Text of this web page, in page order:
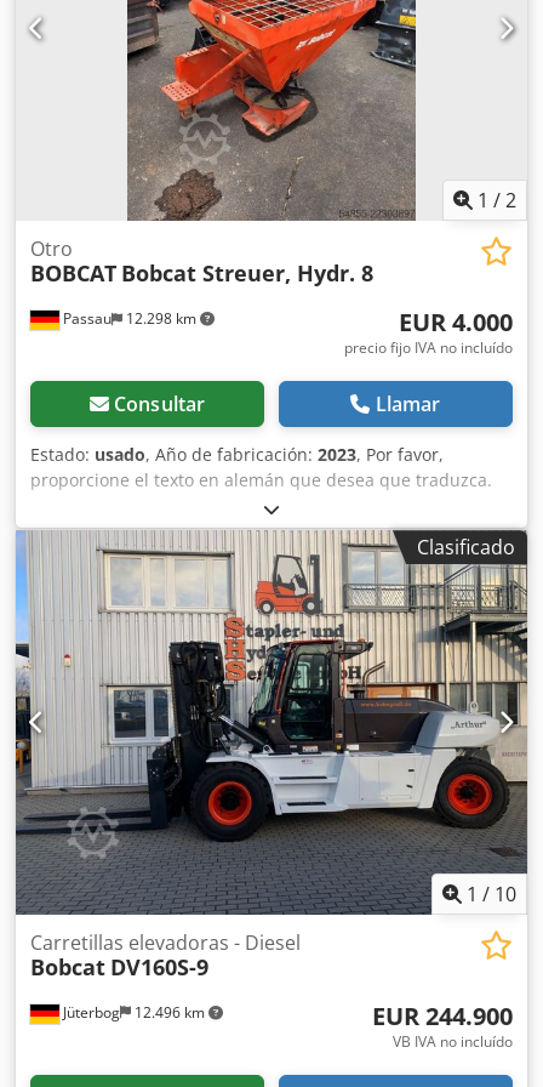
1 /2
Passau 12.298 km
Otro
BOBCAT Bobcat Streuer, Hydr. 8
EUR 4.000
precio fijo IVA no incluído
Consultar Llamar
Estado: usado, Año de fabricación: 2023, Por favor,
proporcione el texto en alemán que desea que traduzca.
Clasificado
1 / 10
Jüterbog 12.496 km
Carretillas elevadoras - Diesel
Bobcat DV160S-9
EUR 244.900
VB IVA no incluído